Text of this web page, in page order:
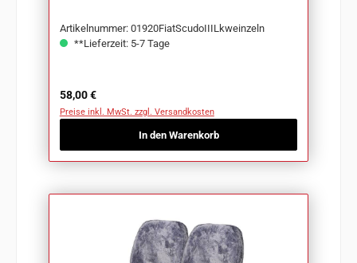
Artikelnummer: 01920FiatScudoIIILkweinzeln
**Lieferzeit: 5-7 Tage
Regulärer Preis:
58,00 €
Preise inkl. MwSt. zzgl. Versandkosten
In den Warenkorb